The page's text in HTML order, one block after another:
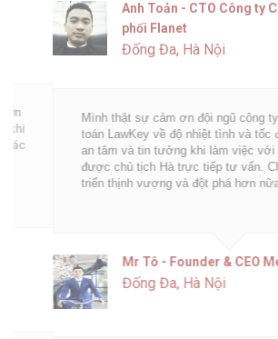
Anh Toản - CTO Công ty CP
phối Flanet
Đống Đa, Hà Nội
Mình thật sự cảm ơn đội ngũ công ty
toán LawKey về độ nhiệt tình và tốc độ
an tâm và tin tưởng khi làm việc với
được chủ tịch Hà trực tiếp tư vấn. Chúc
triển thịnh vượng và đột phá hơn nữa.
Mr Tô - Founder & CEO
Đống Đa, Hà Nội